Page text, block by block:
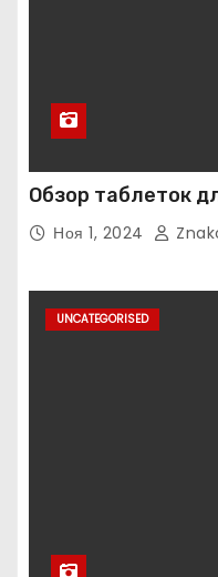
Обзор таблеток
Ноя 1, 2024
UNCATEGORISED